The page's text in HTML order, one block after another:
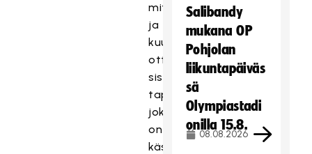
mittaisena
ja
kuusi
ottelua
sisältävänä
tapahtumana,
joka
on
käsittänyt
Salibandy
mukana OP
Pohjolan
liikuntapäiväs
sä
Olympiastadi
onilla 15.8.
08.08.2026